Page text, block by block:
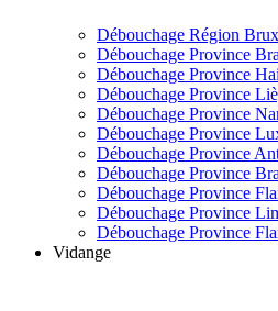
Débouchage Région
Débouchage Province
Débouchage Province
Débouchage Province
Débouchage Province
Débouchage Province
Débouchage Province
Débouchage Province
Débouchage Province
Débouchage Province
Débouchage Province
Vidange